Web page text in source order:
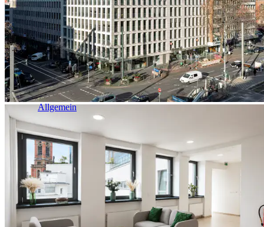
Industrie & Logistik
Allgemein